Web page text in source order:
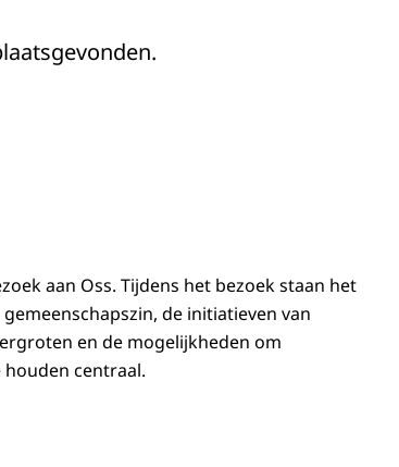
aan Oss. Tijdens het bezoek staan het
de initiatieven van
en de mogelijkheden om
centraal.
Oss